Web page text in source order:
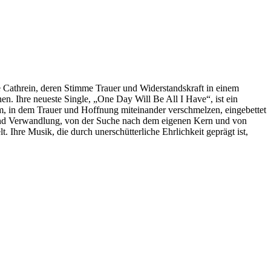
deren Stimme Trauer und Widerstandskraft in einem
Ihre neueste Single, „One Day Will Be All I Have“, ist ein
in dem Trauer und Hoffnung miteinander verschmelzen, eingebettet
von der Suche nach dem eigenen Kern und von
Ihre Musik, die durch unerschütterliche Ehrlichkeit geprägt ist,